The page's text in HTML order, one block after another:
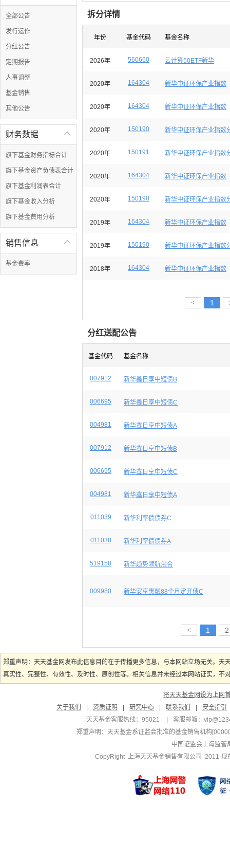
全部公告
发行运作
分红公告
定期报告
人事调整
基金销售
其他公告

财务数据
旗下基金财务指标合计
旗下基金资产负债表合计
旗下基金利润表合计
旗下基金收入分析
旗下基金费用分析

销售信息
基金费率
拆分详情
年份 基金代码 基金名称
2026年 560660 云计算50ETF新华
2020年 164304 新华中证环保产业指数
2020年 164304 新华中证环保产业指数
2020年 150190 新华中证环保产业指数
2020年 150191 新华中证环保产业指数
2020年 164304 新华中证环保产业指数
2020年 150190 新华中证环保产业指数
2019年 164304 新华中证环保产业指数
2019年 150190 新华中证环保产业指数
2018年 164304 新华中证环保产业指数
< 1
分红送配公告
基金代码 基金名称
007912 新华鑫日享中短债B
006695 新华鑫日享中短债C
004981 新华鑫日享中短债A
007912 新华鑫日享中短债B
006695 新华鑫日享中短债C
004981 新华鑫日享中短债A
011039 新华利率债债券C
011038 新华利率债债券A
519158 新华趋势领航混合
009980 新华安享惠融88个月定开债C
< 1 2
郑重声明：天天基金网发布此信息目的在于传播更多信息，与本网站立场无关。
真实性、完整性、有效性、及时性、原创性等。相关信息并未经过本网站证实，
将天天基金网设为上网
关于我们
资质证明 研究中心 联系我们
安全指引
天天基金客服热线：95021
客服邮箱：
郑重声明： 天天基金系证监会批准的基金销售机构
中国证监会上海监管
CopyRight 上海天天基金销售有限公司 2011-